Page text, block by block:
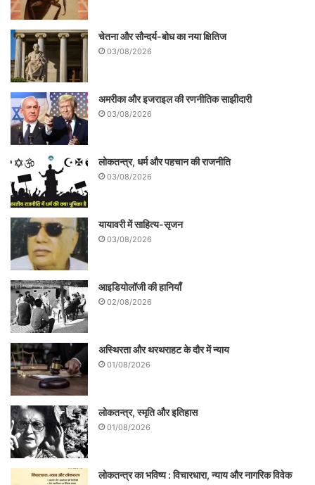
चेतना और सौन्दर्य-बोध का नया क्षितिज
03/08/2026
अमरीका और इजराइल की रणनीतिक साझीदारी
03/08/2026
लोकतन्त्र, धर्म और पहचान की राजनीति
03/08/2026
यायावरी में साहित्य-सृजन
03/08/2026
आइडियोलॉजी की हानियाँ
02/08/2026
अस्थिरता और थरथराहट के दौर में न्याय
01/08/2026
लोकतन्त्र, स्मृति और इतिहास
01/08/2026
लोकतन्त्र का भविष्य : विचारधारा, न्याय और नागरिक विवेक